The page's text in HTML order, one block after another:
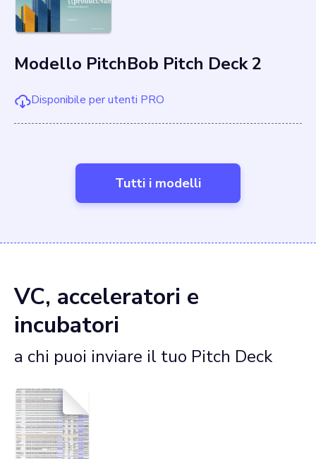
Modello PitchBob Pitch Deck 2
Disponibile per utenti PRO
Tutti i modelli
VC, acceleratori e
incubatori
a chi puoi inviare il tuo Pitch Deck